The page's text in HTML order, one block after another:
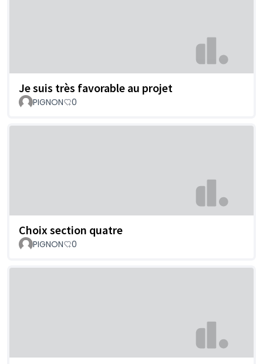
Je suis très favorable au projet
PIGNON 0
Choix section quatre
PIGNON 0